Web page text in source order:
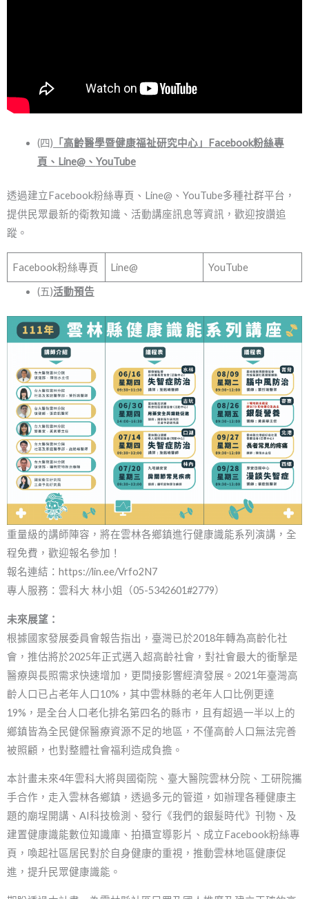
(四) 「高齡醫學暨健康福祉研究中心」 Facebook粉絲專
頁、 Line@、 YouTube
透過建立Facebook粉絲專頁、Line@、YouTube多種社群平台，
提供民眾最新的衛教知識、活動講座訊息等資訊，歡迎按讚追
蹤。
Facebook粉絲專頁 Line@ YouTube
(五)活動預告
重量級的講師陣容，將在雲林各鄉鎮進行健康識能系列演講，全
程免費，歡迎報名參加！
報名連結： https://lin.ee/Vrfo2N7
專人服務：雲科大 林小姐（05-5342601#2779）
未來展望：
根據國家發展委員會報告指出，臺灣已於2018年轉為高齡化社
會，推估將於2025年正式邁入超高齡社會，對社會最大的衝擊是
醫療與長照需求快速增加，更間接影響經濟發展。2021年臺灣高
齡人口已占老年人口10%，其中雲林縣的老年人口比例更達
19%，是全台人口老化排名第四名的縣市，且有超過一半以上的
鄉鎮皆為全民健保醫療資源不足的地區，不僅高齡人口無法完善
被照顧，也對整體社會福利造成負擔。
本計畫未來4年雲科大將與國衛院、臺大醫院雲林分院、工研院攜
手合作，走入雲林各鄉鎮，透過多元的管道，如辦理各種健康主
題的廟埕開講、AI科技檢測、發行《我們的銀髮時代》刊物、及
建置健康識能數位知識庫、拍攝宣導影片、成立Facebook粉絲專
頁，喚起社區居民對於自身健康的重視，推動雲林地區健康促
進，提升民眾健康識能。